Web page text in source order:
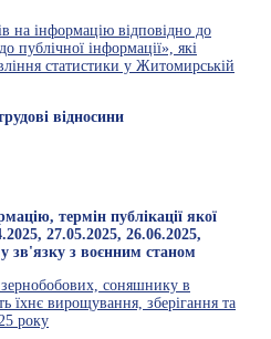
на інформацію відповідно до
публічної інформації», які
статистики у Житомирській
відносини
термін публікації якої
27.05.2025, 26.06.2025,
зв'язку з воєнним станом
зернобобових, соняшнику в
їхнє вирощування, зберігання та
року